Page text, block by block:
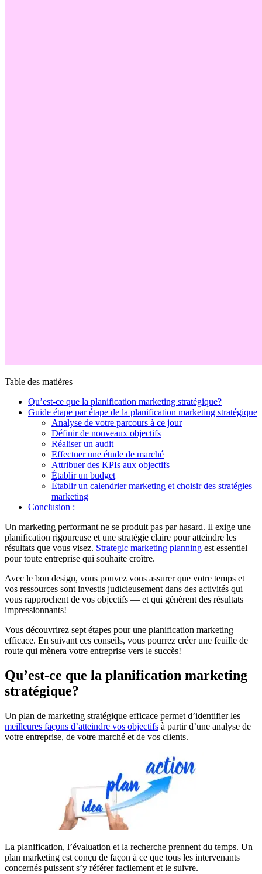
Table des matières
Qu’est-ce que la planification marketing stratégique?
Guide étape par étape de la planification marketing stratégique
Analyse de votre parcours à ce jour
Définir de nouveaux objectifs
Réaliser un audit
Effectuer une étude de marché
Attribuer des KPIs aux objectifs
Établir un budget
Établir un calendrier marketing et choisir des stratégies
marketing
Conclusion :
Un marketing performant ne se produit pas par hasard. Il exige une
planification rigoureuse et une stratégie claire pour atteindre les
résultats que vous visez. Strategic marketing planning est essentiel
pour toute entreprise qui souhaite croître.
Avec le bon design, vous pouvez vous assurer que votre temps et
vos ressources sont investis judicieusement dans des activités qui
vous rapprochent de vos objectifs — et qui génèrent des résultats
impressionnants!
Vous découvrirez sept étapes pour une planification marketing
efficace. En suivant ces conseils, vous pourrez créer une feuille de
route qui mènera votre entreprise vers le succès!
Qu’est-ce que la planification marketing
stratégique?
Un plan de marketing stratégique efficace permet d’identifier les
meilleures façons d’atteindre vos objectifs à partir d’une analyse de
votre entreprise, de votre marché et de vos clients.
La planification, l’évaluation et la recherche prennent du temps. Un
plan marketing est conçu de façon à ce que tous les intervenants
concernés puissent s’y référer facilement et le suivre.